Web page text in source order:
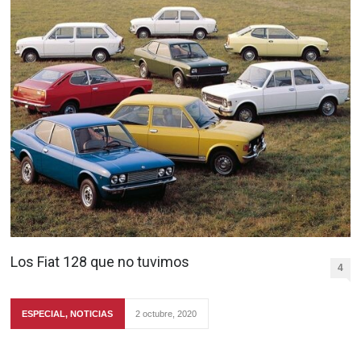
Los Fiat 128 que no tuvimos 4
ESPECIAL, NOTICIAS 2 octubre, 2020